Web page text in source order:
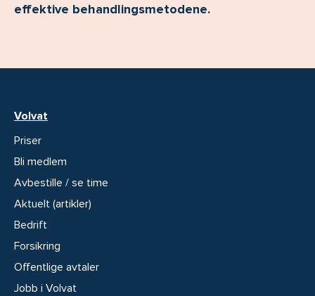
effektive behandlingsmetodene.
Volvat
Priser
Bli medlem
Avbestille / se time
Aktuelt (artikler)
Bedrift
Forsikring
Offentlige avtaler
Jobb i Volvat